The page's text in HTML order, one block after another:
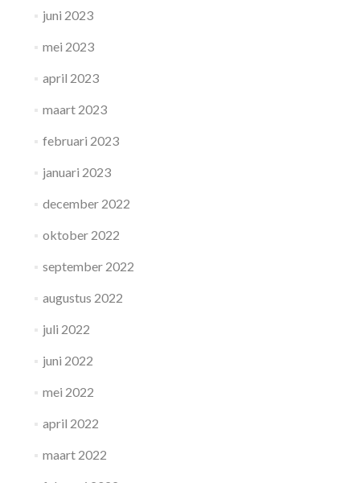
juni 2023
mei 2023
april 2023
maart 2023
februari 2023
januari 2023
december 2022
oktober 2022
september 2022
augustus 2022
juli 2022
juni 2022
mei 2022
april 2022
maart 2022